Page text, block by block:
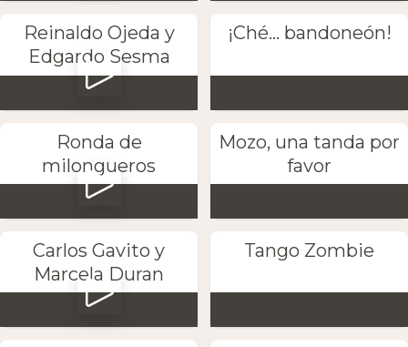
Reinaldo Ojeda y
Edgardo Sesma
¡Ché... bandoneón!
Ronda de
milongueros
Mozo, una tanda por
favor
Carlos Gavito y
Marcela Duran
Tango Zombie